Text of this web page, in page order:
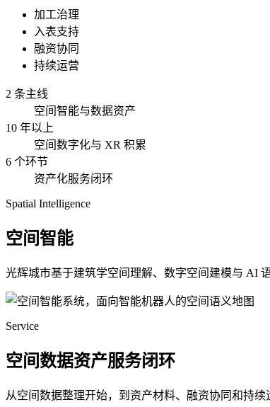
加工治理
入表支持
融资协同
持续运营
2 条主线
空间智能与数据资产
10 年以上
空间数字化与 XR 积累
6 个环节
资产化服务闭环
Spatial Intelligence
空间智能
光辉城市基于建筑学空间理解、数字空间建模与 AI
Service
空间数据资产服务闭环
从空间数据整理开始，到资产材料、融资协同和持